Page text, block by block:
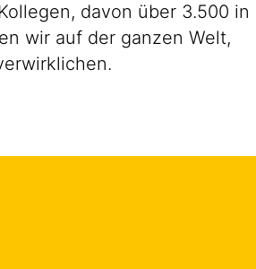
davon über 3.500 in
wir auf der ganzen Welt,